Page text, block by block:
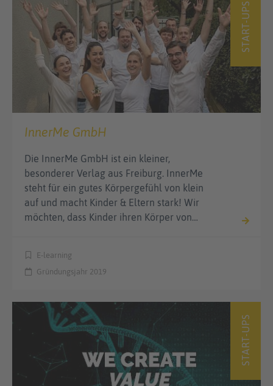
START-UPS
InnerMe GmbH
Die InnerMe GmbH ist ein kleiner,
besonderer Verlag aus Freiburg. InnerMe
steht für ein gutes Körpergefühl von klein
auf und macht Kinder & Eltern stark! Wir
möchten, dass Kinder ihren Körper von…
E-learning
Gründungsjahr 2019
START-UPS